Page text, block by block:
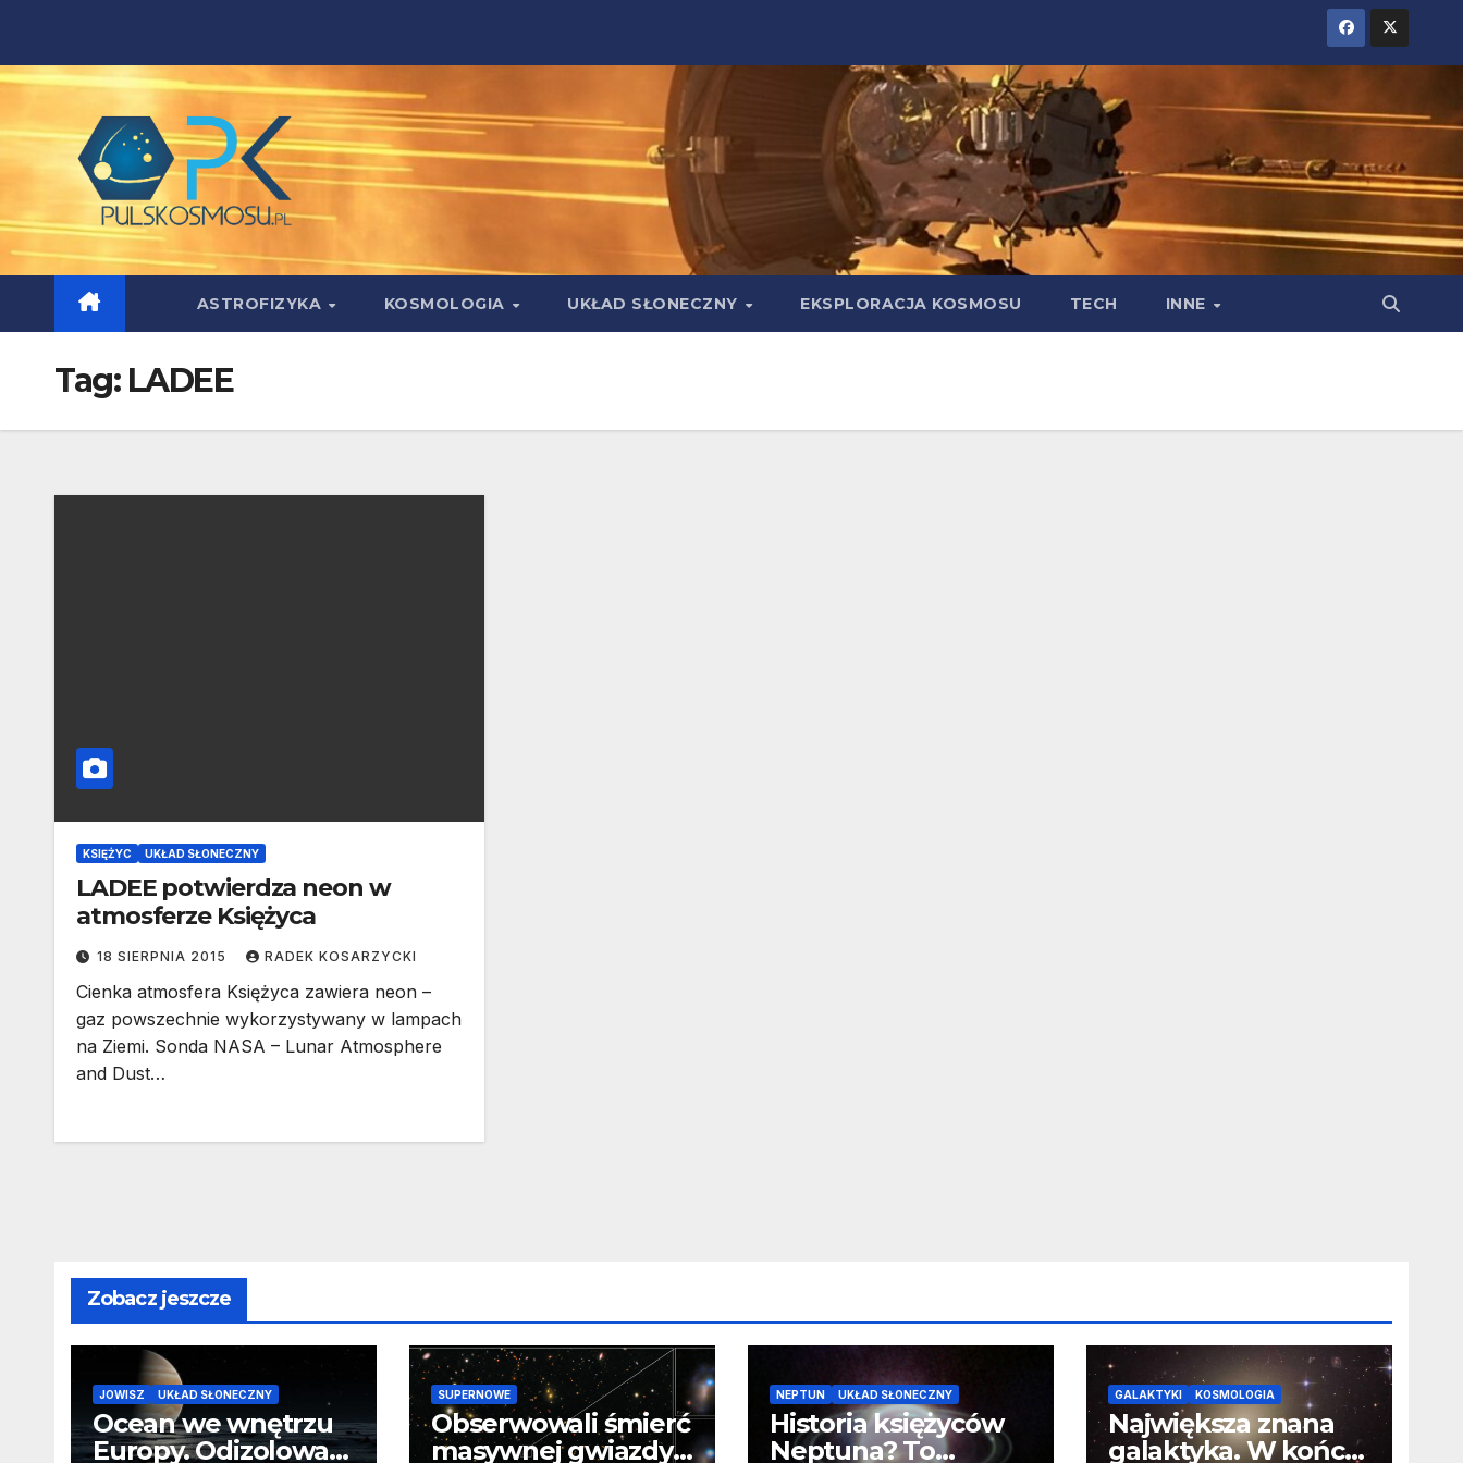
content
ASTROFIZYKA KOSMOLOGIA UKŁAD SŁONECZNY EKSPLORACJA KOSMOSU TECH INNE
Tag: LADEE
KSIĘŻYC UKŁAD SŁONECZNY
LADEE potwierdza neon w
atmosferze Księżyca
18 SIERPNIA 2015 RADEK KOSARZYCKI
Cienka atmosfera Księżyca zawiera neon –
gaz powszechnie wykorzystywany w lampach
na Ziemi. Sonda NASA – Lunar Atmosphere
and Dust…
Zobacz jeszcze
JOWISZ UKŁAD SŁONECZNY
Ocean we wnętrzu
Europy. Odizolowani
SUPERNOWE
Obserwowali śmierć
masywnej gwiazdy
NEPTUN UKŁAD SŁONECZNY
Historia księżyców
Neptuna? To
GALAKTYKI KOSMOLOGIA
Największa znana
galaktyka. W końcu